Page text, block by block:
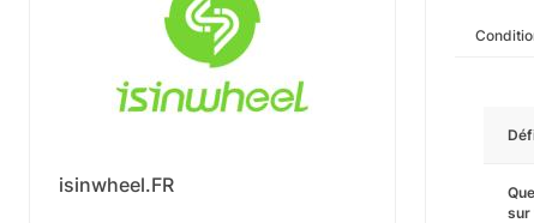
isinwheel.FR
sur